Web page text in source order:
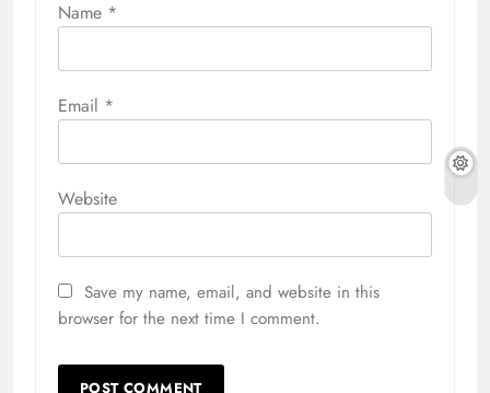
Name *
Email *
Website
Save my name, email, and website in this
browser for the next time I comment.